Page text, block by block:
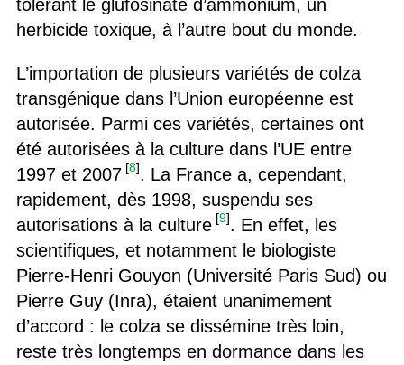
tolérant le glufosinate d’ammonium, un
herbicide toxique, à l’autre bout du monde.
L’importation de plusieurs variétés de colza
transgénique dans l’Union européenne est
autorisée. Parmi ces variétés, certaines ont
été autorisées à la culture dans l’UE entre
1997 et 2007[8]. La France a, cependant,
rapidement, dès 1998, suspendu ses
autorisations à la culture [9]. En effet, les
scientifiques, et notamment le biologiste
Pierre-Henri Gouyon (Université Paris Sud) ou
Pierre Guy (Inra), étaient unanimement
d’accord : le colza se dissémine très loin,
reste très longtemps en dormance dans les